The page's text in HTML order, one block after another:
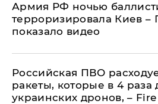
Армия РФ ночью
терроризировала Киев –
показало видео
Российская ПВО
ракеты, которые в 4 раза
украинских дронов, –